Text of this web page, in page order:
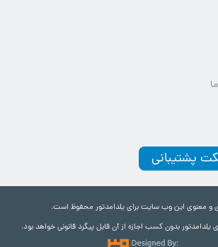
پشتیبانی
و معنوی این وب سایت برای یلدامدتور محفوظ است.
یلدامدتور بدون کسب اجازه از آن قابل پیگرد قانونی خواهد بود.